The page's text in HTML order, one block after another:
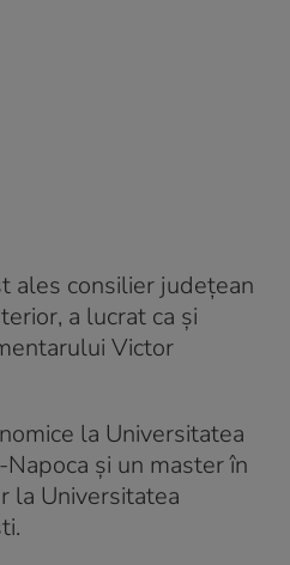
ales consilier județean
a lucrat ca și
Victor
la Universitatea
și un master în
la Universitatea